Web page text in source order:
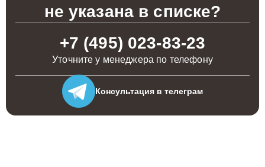
не указана в списке?
+7 (495) 023-83-23
Уточните у менеджера по телефону
Консультация в телеграм